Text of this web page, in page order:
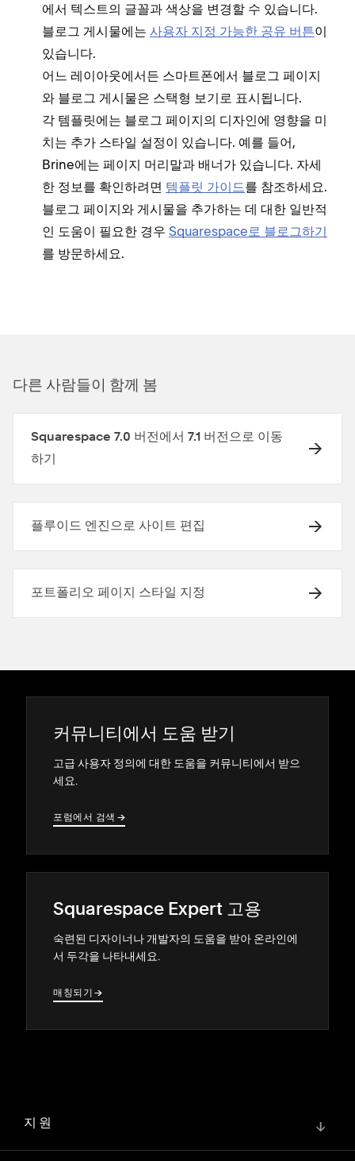
에서 텍스트의 글꼴과 색상을 변경할 수 있습니다.
블로그 게시물에는 사용자 지정 가능한 공유 버튼이
있습니다.
어느 레이아웃에서든 스마트폰에서 블로그 페이지
와 블로그 게시물은 스택형 보기로 표시됩니다.
각 템플릿에는 블로그 페이지의 디자인에 영향을 미
치는 추가 스타일 설정이 있습니다. 예를 들어,
Brine에는 페이지 머리말과 배너가 있습니다. 자세
한 정보를 확인하려면 템플릿 가이드를 참조하세요.
블로그 페이지와 게시물을 추가하는 데 대한 일반적
인 도움이 필요한 경우 Squarespace로 블로그하기
를 방문하세요.
다른 사람들이 함께 봄
Squarespace 7.0 버전에서 7.1 버전으로 이동
하기
플루이드 엔진으로 사이트 편집
포트폴리오 페이지 스타일 지정
커뮤니티에서 도움 받기
고급 사용자 정의에 대한 도움을 커뮤니티에서 받으
세요.
포럼에서 검색 →
→
Squarespace Expert 고용
숙련된 디자이너나 개발자의 도움을 받아 온라인에
서 두각을 나타내세요.
매칭되기 →
→
지원 ↓